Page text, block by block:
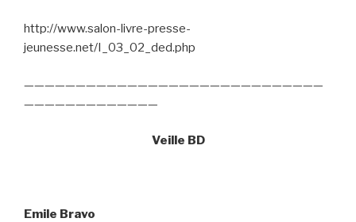
http://www.salon-livre-presse-
jeunesse.net/I_03_02_ded.php
—————————————————————————————
—————————————
Veille BD
Emile Bravo